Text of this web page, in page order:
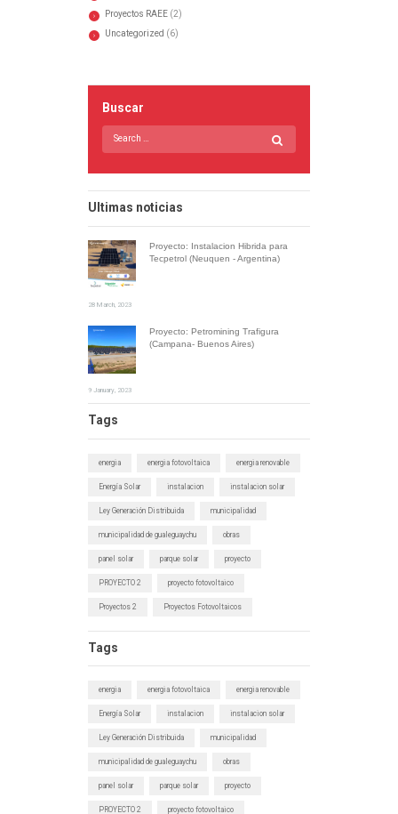
Proyectos RAEE(2)
Uncategorized (6)
Buscar
Ultimas noticias
Proyecto: Instalacion Hibrida para
Tecpetrol (Neuquen - Argentina)
28 March, 2023
Proyecto: Petromining Trafigura
(Campana- Buenos Aires)
9 January, 2023
Tags
energia energia fotovoltaica energia renovable
Energía Solar instalacion instalacion solar
Ley Generación Distribuida municipalidad
municipalidad de gualeguaychu obras
panel solar parque solar proyecto
PROYECTO 2 proyecto fotovoltaico
Proyectos 2 Proyectos Fotovoltaicos
Tags
energia energia fotovoltaica energia renovable
Energía Solar instalacion instalacion solar
Ley Generación Distribuida municipalidad
municipalidad de gualeguaychu obras
panel solar parque solar proyecto
PROYECTO 2 proyecto fotovoltaico